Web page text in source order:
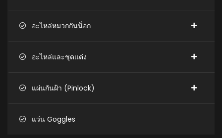
อะไหล่หมวกกันน็อก
อะไหล่และชุดแต่ง
แผ่นกันฝ้า (Pinlock)
แว่น Goggles